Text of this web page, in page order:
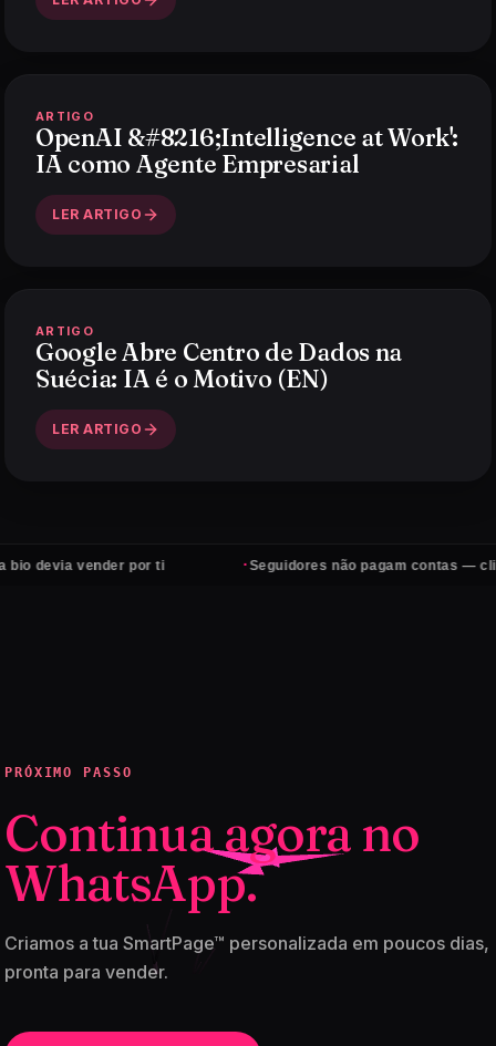
ARTIGO
OpenAI &#8216;Intelligence at Work':
IA como Agente Empresarial
LER ARTIGO
ARTIGO
Google Abre Centro de Dados na
Suécia: IA é o Motivo (EN)
LER ARTIGO
vender por ti Seguidores não pagam contas — clientes sim
PRÓXIMO PASSO
Continua agora no
WhatsApp.
Criamos a tua SmartPage™ personalizada em poucos dias,
pronta para vender.